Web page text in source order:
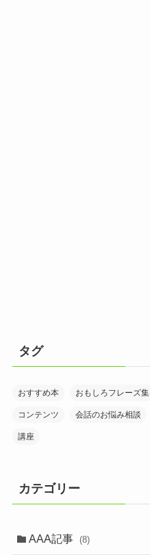
タグ
おすすめ本 おもしろフレーズ集
コンテンツ 会話のお悩み相談
講座
カテゴリー
AAA記事 (8)